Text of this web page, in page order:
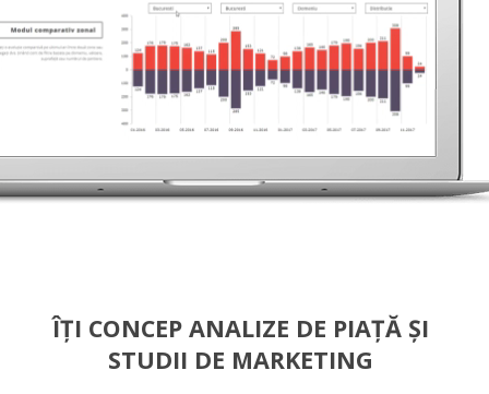
ÎȚI CONCEP ANALIZE DE PIAȚĂ ȘI
STUDII DE MARKETING